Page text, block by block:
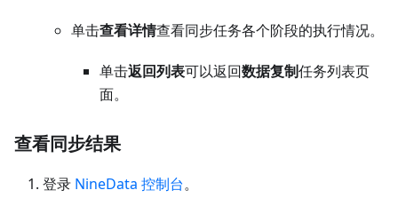
单击查看详情查看同步任务各个阶段的执行情况。
单击返回列表可以返回数据复制任务列表页
面。
查看同步结果
登录 NineData 控制台。